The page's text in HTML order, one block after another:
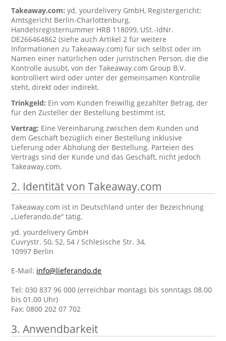
Takeaway.com:yd. yourdelivery GmbH, Registergericht:
Amtsgericht Berlin-Charlottenburg,
Handelsregisternummer HRB 118099, USt.-IdNr.
DE266464862 (siehe auch Artikel 2 für weitere
Informationen zu Takeaway.com) für sich selbst oder im
Namen einer natürlichen oder juristischen Person, die die
Kontrolle ausübt, von der Takeaway.com Group B.V.
kontrolliert wird oder unter der gemeinsamen Kontrolle
steht, direkt oder indirekt.
Trinkgeld: Ein vom Kunden freiwillig gezahlter Betrag, der
für den Zusteller der Bestellung bestimmt ist.
Vertrag: Eine Vereinbarung zwischen dem Kunden und
dem Geschäft bezüglich einer Bestellung inklusive
Lieferung oder Abholung der Bestellung. Parteien des
Vertrags sind der Kunde und das Geschäft, nicht jedoch
Takeaway.com.
2. Identität von Takeaway.com
Takeaway.com ist in Deutschland unter der Bezeichnung
„Lieferando.de“ tätig.
yd. yourdelivery GmbH
Cuvrystr. 50, 52, 54 / Schlesische Str. 34,
10997 Berlin
E-Mail: info@lieferando.de
Tel: 030 837 96 000 (erreichbar montags bis sonntags 08.00
bis 01.00 Uhr)
Fax: 0800 202 07 702
3. Anwendbarkeit